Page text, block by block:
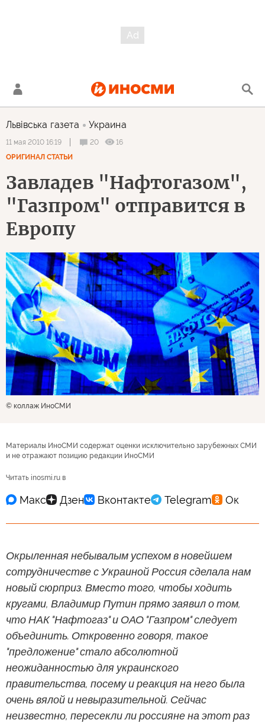
Львiвська газета Украина
11 мая 2010 16:19 20
16
ОРИГИНАЛ СТАТЬИ
Завладев "Нафтогазом",
"Газпром" отправится в
Европу
© коллаж ИноСМИ
Материалы ИноСМИ содержат оценки исключительно зарубежных СМИ
и не отражают позицию редакции ИноСМИ
Читать inosmi.ru в
Окрыленная небывалым успехом в новейшем
сотрудничестве с Украиной Россия сделала нам
новый сюрприз. Вместо того, чтобы ходить
кругами, Владимир Путин прямо заявил о том,
что НАК "Нафтогаз" и ОАО "Газпром" следует
объединить. Откровенно говоря, такое
"предложение" стало абсолютной
неожиданностью для украинского
правительства, посему и реакция на него была
очень вялой и невыразительной. Сейчас
неизвестно, пересекли ли россияне на этот раз